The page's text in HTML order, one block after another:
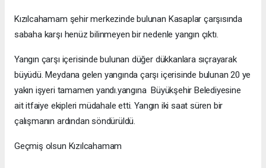
Kızılcahamam şehir merkezinde bulunan Kasaplar çarşısında
sabaha karşı henüz bilinmeyen bir nedenle yangın çıktı.
Yangın çarşı içerisinde bulunan düğer dükkanlara sıçrayarak
büyüdü. Meydana gelen yangında çarşı içerisinde bulunan 20 ye
yakın işyeri tamamen yandı.yangına Büyükşehir Belediyesine
ait itfaiye ekipleri müdahale etti. Yangın iki saat süren bir
çalışmanın ardından söndürüldü.
Geçmiş olsun Kızılcahamam